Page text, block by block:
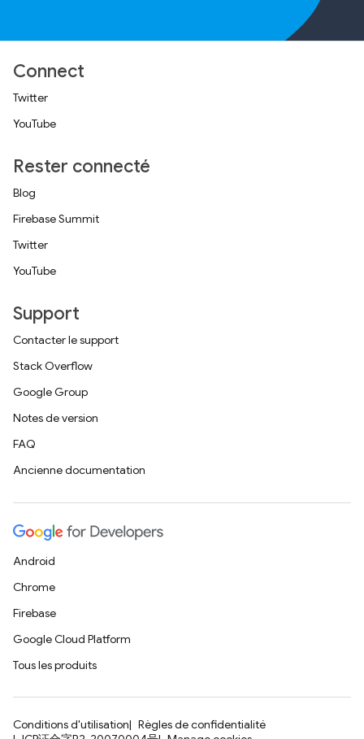
Connect
Twitter
YouTube
Rester connecté
Blog
Firebase Summit
Twitter
YouTube
Support
Contacter le support
Stack Overflow
Google Group
Notes de version
FAQ
Ancienne documentation
Android
Chrome
Firebase
Google Cloud Platform
Tous les produits
Conditions d'utilisation
Règles de confidentialité